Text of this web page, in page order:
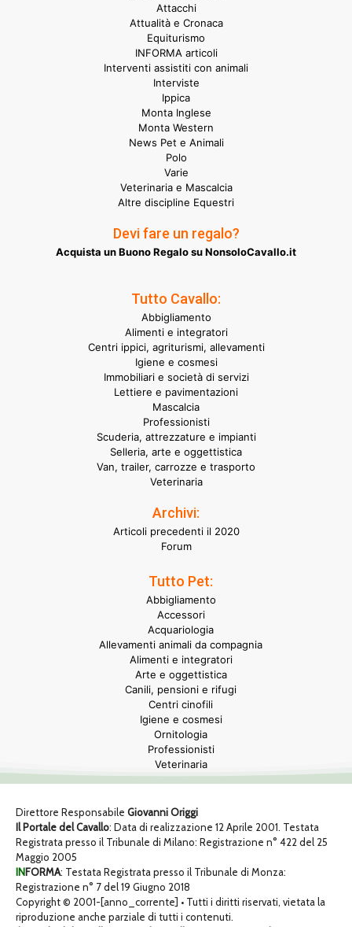
Attacchi
Attualità e Cronaca
Equiturismo
INFORMA articoli
Interventi assistiti con animali
Interviste
Ippica
Monta Inglese
Monta Western
News Pet e Animali
Polo
Varie
Veterinaria e Mascalcia
Altre discipline Equestri
Devi fare un regalo?
Acquista un Buono Regalo su NonsoloCavallo.it
Tutto Cavallo:
Abbigliamento
Alimenti e integratori
Centri ippici, agriturismi, allevamenti
Igiene e cosmesi
Immobiliari e società di servizi
Lettiere e pavimentazioni
Mascalcia
Professionisti
Scuderia, attrezzature e impianti
Selleria, arte e oggettistica
Van, trailer, carrozze e trasporto
Veterinaria
Archivi:
Articoli precedenti il 2020
Forum
Tutto Pet:
Abbigliamento
Accessori
Acquariologia
Allevamenti animali da compagnia
Alimenti e integratori
Arte e oggettistica
Canili, pensioni e rifugi
Centri cinofili
Igiene e cosmesi
Ornitologia
Professionisti
Veterinaria
Direttore Responsabile Giovanni Origgi
Il Portale del Cavallo: Data di realizzazione 12 Aprile 2001. Testata
Registrata presso il Tribunale di Milano: Registrazione n° 422 del 25
Maggio 2005
INFORMA: Testata Registrata presso il Tribunale di Monza:
Registrazione n° 7 del 19 Giugno 2018
Copyright © 2001-[anno_corrente] • Tutti i diritti riservati, vietata la
riproduzione anche parziale di tutti i contenuti.